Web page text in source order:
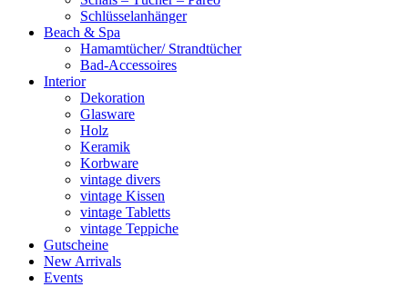
Schlüsselanhänger
Beach & Spa
Hamamtücher/ Strandtücher
Bad-Accessoires
Interior
Dekoration
Glasware
Holz
Keramik
Korbware
vintage divers
vintage Kissen
vintage Tabletts
vintage Teppiche
Gutscheine
New Arrivals
Events